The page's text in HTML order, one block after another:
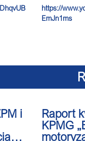
https://
EmJn1ms
i
Raport
KPMG